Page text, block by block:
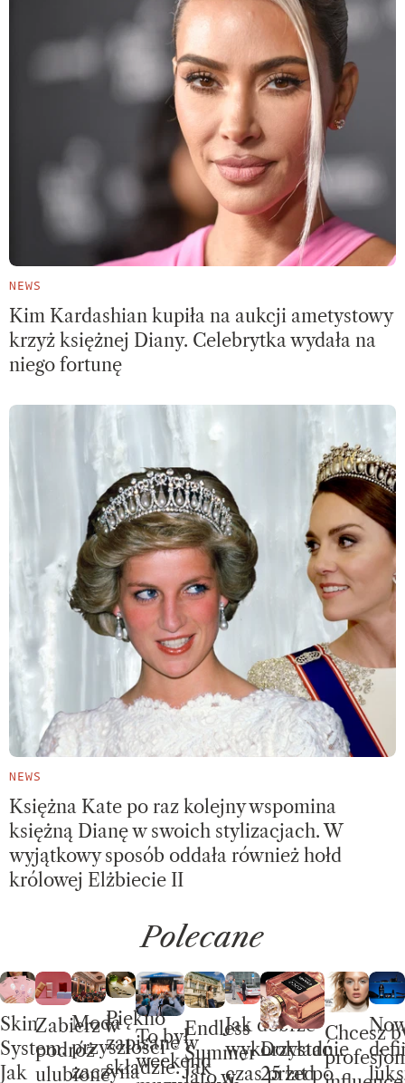
NEWS
Kim Kardashian kupiła na aukcji ametystowy
krzyż księżnej Diany. Celebrytka wydała na
niego fortunę
NEWS
Księżna Kate po raz kolejny wspomina
księżną Dianę w swoich stylizacjach. W
wyjątkowy sposób oddała również hołd
królowej Elżbiecie II
Polecane
Skin
System.
Jak
Zabierz w
podróż
ulubione
Moda
przyszłości
zaczyna
Piękno
zapisane w
składzie. Jak
To był
weekend
Endless
Summer –
lato w
Jak dobrze
wykorzystać
czas przed
Dokładnie
25 lat po
Chcesz